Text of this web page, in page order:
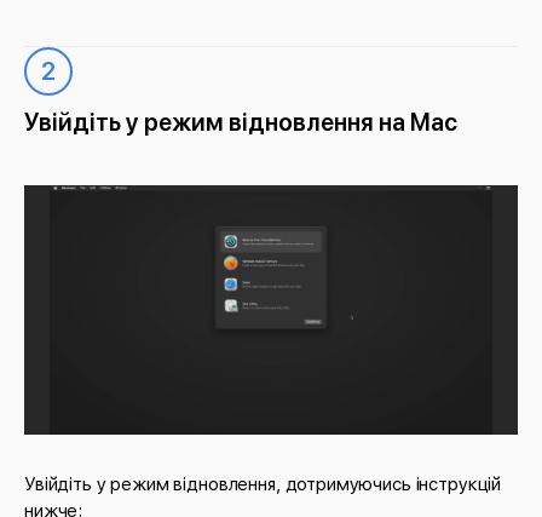
2
Увійдіть у режим відновлення на Mac
Увійдіть у режим відновлення, дотримуючись інструкцій
нижче: